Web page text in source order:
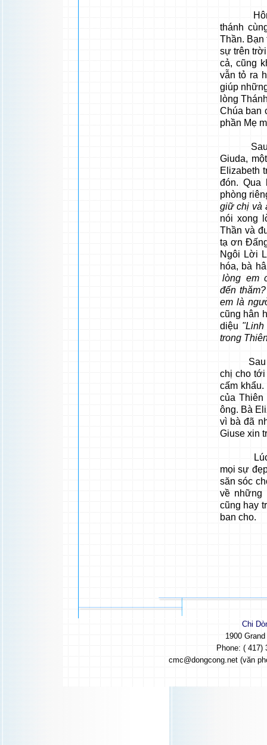
Hôm ấy
thánh
Thần. Bạn
sự trên
cả, cũng
vẫn tỏ ra
giúp
lòng
Chúa ban
phần Mẹ
Sau
Giuda,
Elizabeth
đón. Qua
phòng
giữ chị và
nói xong
Thần và
tạ ơn
Ngôi Lời
hóa, bà
lòng em
đến
em là
cũng hân
diệu
trong
Sau
chị cho tới
cấm
của
ông. Bà
vì bà đã
Giuse xin
Lúc ở
mọi sự
săn sóc
về những
cũng hay
ban cho.
Chi
1900
Phone: ( 417)
cmc@dongcong.net (văn